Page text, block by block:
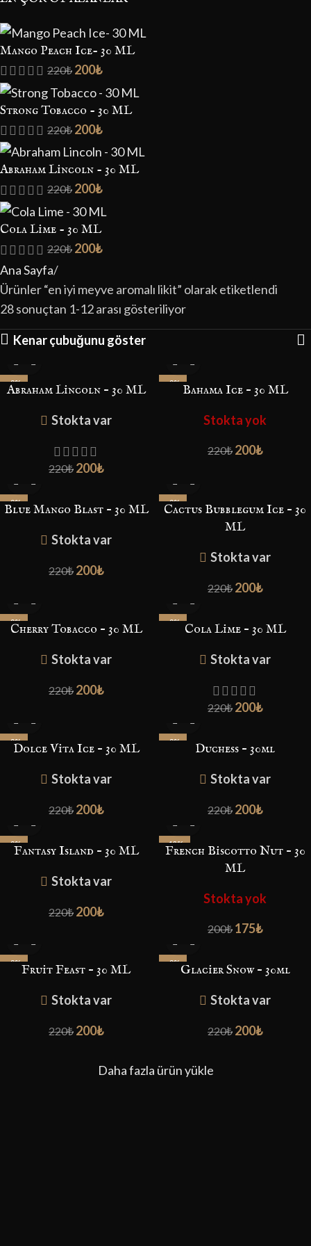
Mango Peach Ice- 30 ML
220₺ 200₺
Strong Tobacco - 30 ML
220₺ 200₺
Abraham Lincoln - 30 ML
220₺ 200₺
Cola Lime - 30 ML
220₺ 200₺
Ana Sayfa
Ürünler “en iyi meyve aromalı likit” olarak etiketlendi
28 sonuçtan 1-12 arası gösteriliyor
Kenar çubuğunu göster
-9%
Abraham Lincoln – 30 ML
Stokta var
220₺ 200₺
-9% Bahama Ice – 30 ML
Stokta yok
220₺ 200₺
-9%
Blue Mango Blast – 30 ML
Stokta var
220₺ 200₺
-9%
Cactus Bubblegum Ice – 30
ML
Stokta var
220₺ 200₺
-9%
Cherry Tobacco – 30 ML
Stokta var
220₺ 200₺
-9% Cola Lime – 30 ML
Stokta var
220₺ 200₺
-9%Dolce Vita Ice – 30 ML
Stokta var
220₺ 200₺
-9% Duchess – 30ml
Stokta var
220₺ 200₺
-9%Fantasy Island – 30 ML
Stokta var
220₺ 200₺
-13%
French Biscotto Nut – 30
ML
Stokta yok
200₺ 175₺
-9%Fruit Feast – 30 ML
Stokta var
220₺ 200₺
-9% Glacier Snow – 30ml
Stokta var
220₺ 200₺
Daha fazla ürün yükle